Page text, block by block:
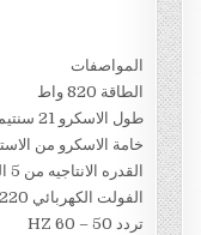
المواصفات
الطاقة 820 واط
طول الاسكرو 21 سنتيمتر
خامة الاسكرو من
القدره الانتاجيه من 5 الي 7 كيلو جرام بالساعه اي بورديه 10 ساعات من 50 الي 70 كيلو جرام
الفولت الكهربائي 220 فولت و يمكن تعديله حسب طلب العميل
تردد 50 – 60 HZ